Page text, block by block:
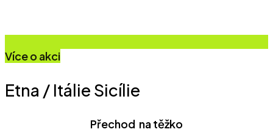
Více o akci
Etna / Itálie Sicílie
Přechod na těžko